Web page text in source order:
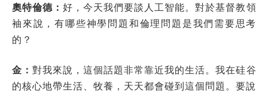
奧特倫德：好，今天我們要談人工智能。對於基督教領
袖來說，有哪些神學問題和倫理問題是我們需要思考
的？
金：對我來說，這個話題非常靠近我的生活。我在硅谷
的核心地帶生活、牧養，天天都會碰到這個問題。要說